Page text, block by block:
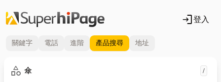
login登入
關鍵字 電話 進階 產品搜尋 地址
category
關鍵字 /